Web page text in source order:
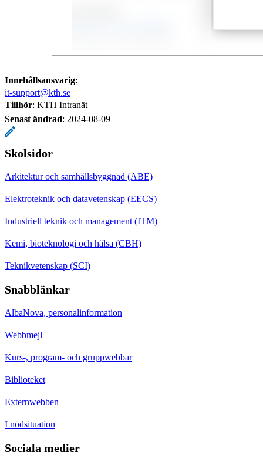
Innehållsansvarig:
it-support@kth.se
Tillhör: KTH Intranät
Senast ändrad: 2024-08-09
Skolsidor
Arkitektur och samhällsbyggnad (ABE)
Elektroteknik och datavetenskap (EECS)
Industriell teknik och management (ITM)
Kemi, bioteknologi och hälsa (CBH)
Teknikvetenskap (SCI)
Snabblänkar
AlbaNova, personalinformation
Webbmejl
Kurs-, program- och gruppwebbar
Biblioteket
Externwebben
I nödsituation
Sociala medier